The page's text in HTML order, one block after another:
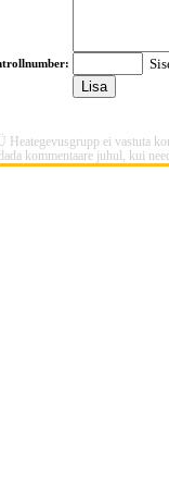
Heategevusgrupp ei vastuta
kommentaare juhul, kui